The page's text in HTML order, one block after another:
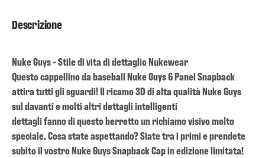
Descrizione
Nuke Guys - Stile di vita di dettaglio Nukewear
Questo cappellino da baseball Nuke Guys 6 Panel Snapback
attira tutti gli sguardi! Il ricamo 3D di alta qualità Nuke Guys
sul davanti e molti altri dettagli intelligenti
dettagli fanno di questo berretto un richiamo visivo molto
speciale. Cosa state aspettando? Siate tra i primi e prendete
subito il vostro Nuke Guys Snapback Cap in edizione limitata!